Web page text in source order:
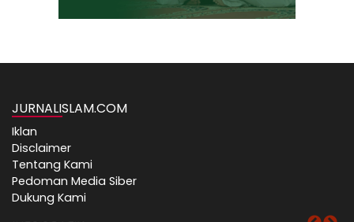
JURNALISLAM.COM
Iklan
Disclaimer
Tentang Kami
Pedoman Media Siber
Dukung Kami